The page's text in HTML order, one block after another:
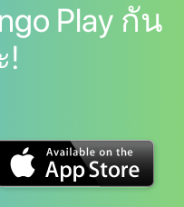
Play กัน
!